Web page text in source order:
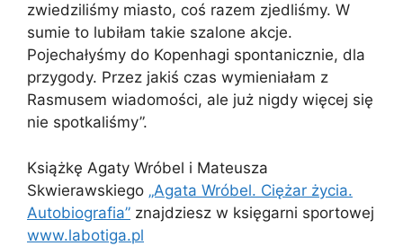
zwiedziliśmy miasto, coś razem zjedliśmy. W
sumie to lubiłam takie szalone akcje.
Pojechałyśmy do Kopenhagi spontanicznie, dla
przygody. Przez jakiś czas wymieniałam z
Rasmusem wiadomości, ale już nigdy więcej się
nie spotkaliśmy”.
Książkę Agaty Wróbel i Mateusza
Skwierawskiego „Agata Wróbel. Ciężar życia.
Autobiografia” znajdziesz w księgarni sportowej
www.labotiga.pl